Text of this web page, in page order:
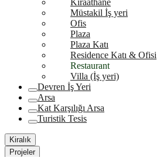
Kıraathane
Müstakil İş yeri
Ofis
Plaza
Plaza Katı
Residence Katı & Ofisi
Restaurant
Villa (İş yeri)
Devren İş Yeri
Arsa
Kat Karşılığı Arsa
Turistik Tesis
Kiralık
Projeler